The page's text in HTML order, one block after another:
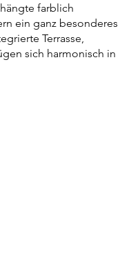
farblich
ein ganz besonderes
Terrasse,
sich harmonisch in